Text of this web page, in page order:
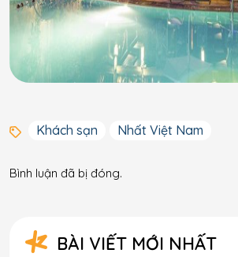
Khách sạn Nhất Việt Nam
Bình luận đã bị đóng.
BÀI VIẾT MỚI NHẤT